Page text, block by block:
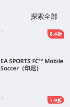
探索全部
8.4折
EA SPORTS FC™ Mobile
Soccer（印尼）
7.9折